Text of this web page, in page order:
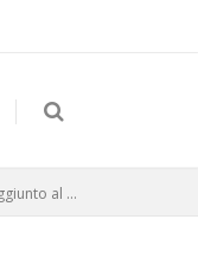
al ...